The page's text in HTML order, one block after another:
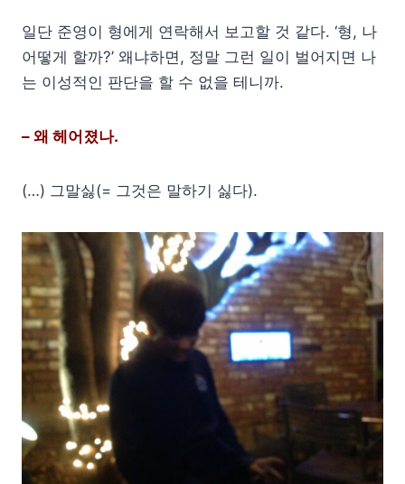
일단 준영이 형에게 연락해서 보고할 것 같다. ‘형, 나
어떻게 할까?’ 왜냐하면, 정말 그런 일이 벌어지면 나
는 이성적인 판단을 할 수 없을 테니까.
– 왜 헤어졌나.
(…) 그말싫(= 그것은 말하기 싫다).